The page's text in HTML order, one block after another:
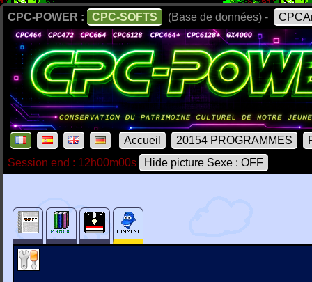
CPC-POWER : CPC-SOFTS (Base de données) -
Accueil 20154 PROGRAMMES
Session end : 12h00m00s
Hide picture Sexe : OFF